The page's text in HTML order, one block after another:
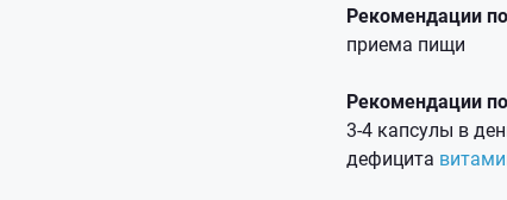
Рекомендации
приема пищи
Рекомендации
3-4 капсулы в
дефицита